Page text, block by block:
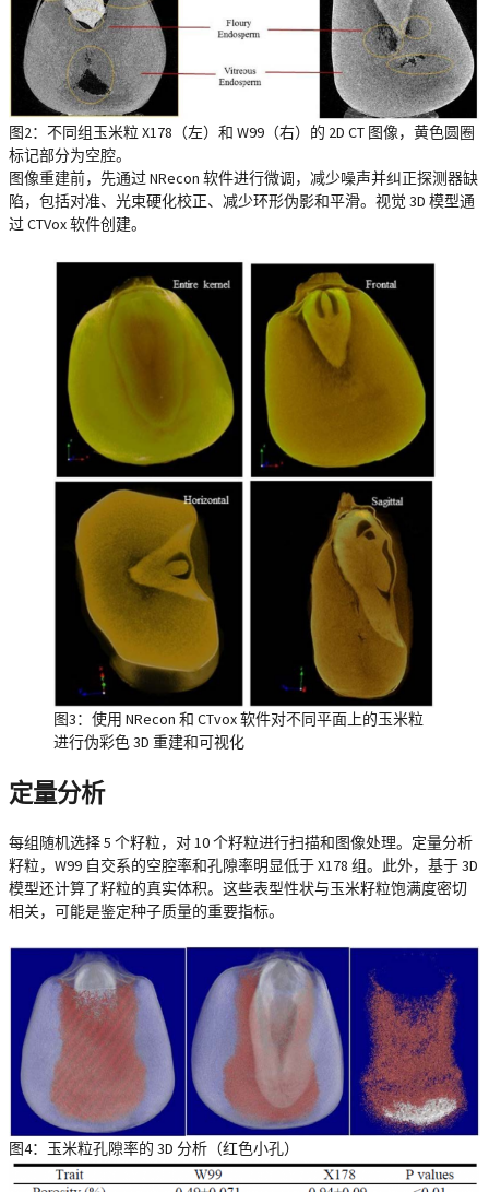
图2：不同组玉米粒 X178（左）和 W99（右）的 2D CT 图像，黄色圆圈
标记部分为空腔。
图像重建前，先通过 NRecon 软件进行微调，减少噪声并纠正探测器缺
陷，包括对准、光束硬化校正、减少环形伪影和平滑。视觉 3D 模型通
过 CTVox 软件创建。
图3：使用 NRecon 和 CTvox 软件对不同平面上的玉米粒
进行伪彩色 3D 重建和可视化
定量分析
每组随机选择 5 个籽粒，对 10 个籽粒进行扫描和图像处理。定量分析
籽粒，W99 自交系的空腔率和孔隙率明显低于 X178 组。此外，基于 3D
模型还计算了籽粒的真实体积。这些表型性状与玉米籽粒饱满度密切
相关，可能是鉴定种子质量的重要指标。
图4：玉米粒孔隙率的 3D 分析（红色小孔）